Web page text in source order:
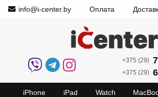
info@i-center.by Оплата
+375 (29)
+375 (29)
iPhone iPad Watch